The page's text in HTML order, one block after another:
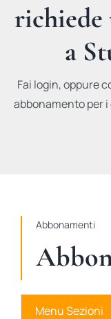
Newsletter
richiede
a
Fai login, oppure
abbonamento per
Abbonamenti
Menu Sezioni